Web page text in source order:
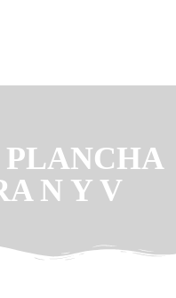
N Y V